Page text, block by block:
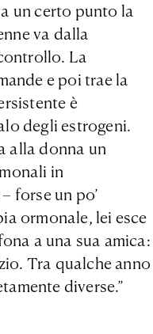
un certo punto la
va dalla
La
e poi trae la
è
degli estrogeni.
alla donna un
in
forse un po’
ormonale, lei esce
a una sua amica:
Tra qualche anno
diverse.”